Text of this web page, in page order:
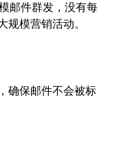
邮件群发，没有每
规模营销活动。
确保邮件不会被标